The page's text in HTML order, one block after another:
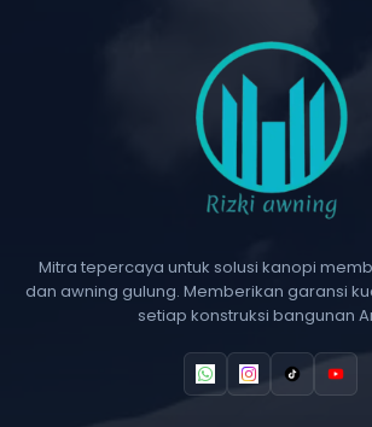
Mitra tepercaya untuk solusi kanopi
dan awning gulung. Memberikan garansi
setiap konstruksi bangunan